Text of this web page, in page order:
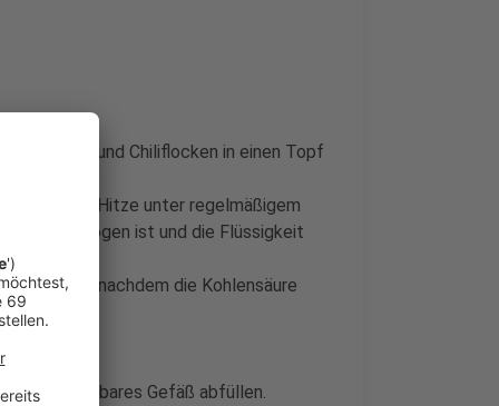
und Chiliflocken in einen Topf
mittlerer Hitze unter regelmäßigem
verflogen ist und die Flüssigkeit
nachdem die Kohlensäure
verschließbares Gefäß abfüllen.